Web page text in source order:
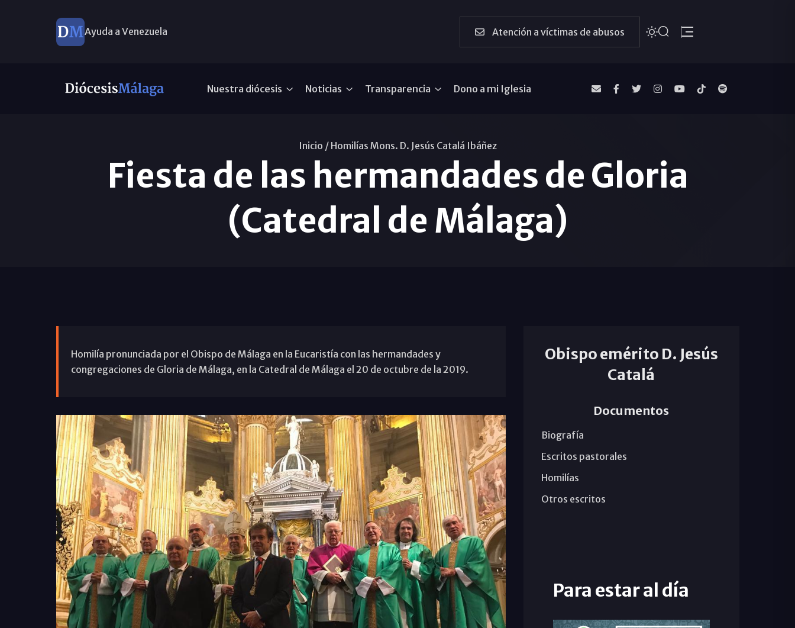
Ayuda a Venezuela Atención a víctimas de abusos
Nuestra diócesis Noticias Transparencia Dono a mi Iglesia
Inicio / Homilías Mons. D. Jesús Catalá Ibáñez
Fiesta de las hermandades de Gloria
(Catedral de Málaga)
Homilía pronunciada por el Obispo de Málaga en la Eucaristía con las hermandades y
congregaciones de Gloria de Málaga, en la Catedral de Málaga el 20 de octubre de la 2019.
Obispo emérito D. Jesús
Catalá
Documentos
Biografía
Escritos pastorales
Homilías
Otros escritos
Para estar al día